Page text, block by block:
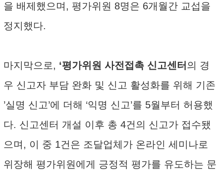
을 배제했으며, 평가위원 8명은 6개월간 교섭을
정지했다.
마지막으로, ‘평가위원 사전접촉 신고센터 의 경
우 신고자 부담 완화 및 신고 활성화를 위해 기존
’실명 신고’에 더해 ‘익명 신고’를 5월부터 허용했
다. 신고센터 개설 이후 총 4건의 신고가 접수됐
으며, 이 중 1건은 조달업체가 온라인 세미나로
위장해 평가위원에게 긍정적 평가를 유도하는 문